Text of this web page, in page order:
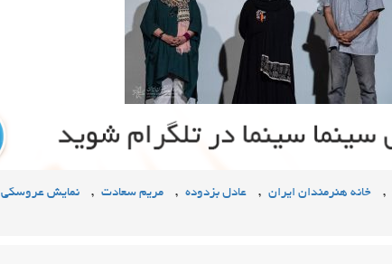
, خانه هنرمندان ایران , عادل بزدوده , مریم سعادت , نمایش عروسکی